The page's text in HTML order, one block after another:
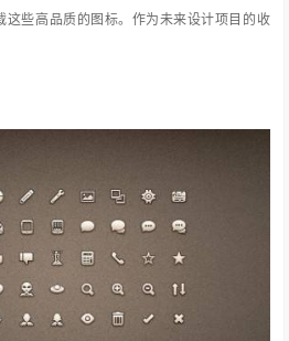
这些高品质的图标。作为未来设计项目的收